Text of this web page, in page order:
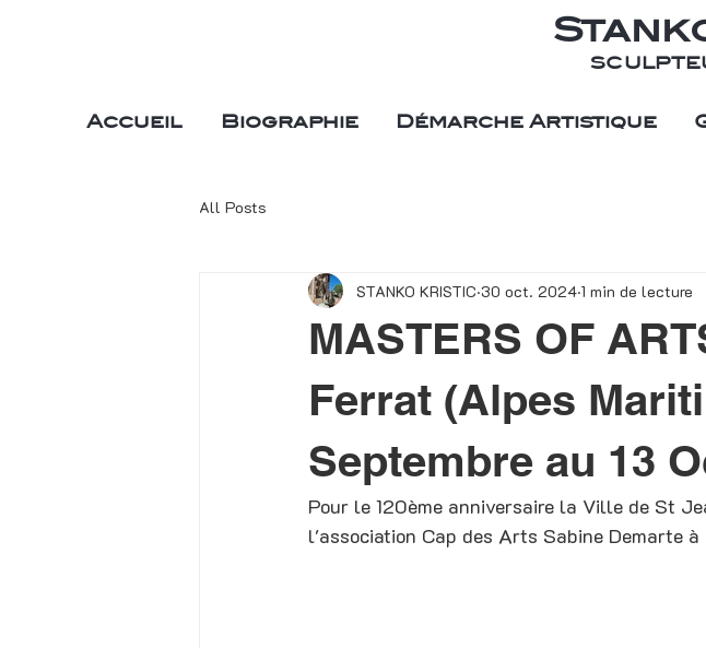
Accueil Biographie Démarche Artistique
All Posts
MASTERS OF
Ferrat (Alpes
Septembre au 13
STANKO KRISTIC 30 oct. 2024 1 min de lecture
Pour le 120ème anniversaire la Ville de St
l'association Cap des Arts Sabine Demarte